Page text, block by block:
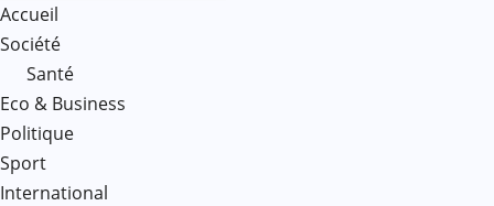
Accueil
Société
Santé
Eco & Business
Politique
Sport
International